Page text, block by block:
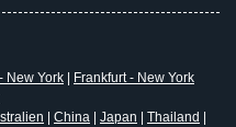
New York
Frankfurt - New York
China Japan Thailand